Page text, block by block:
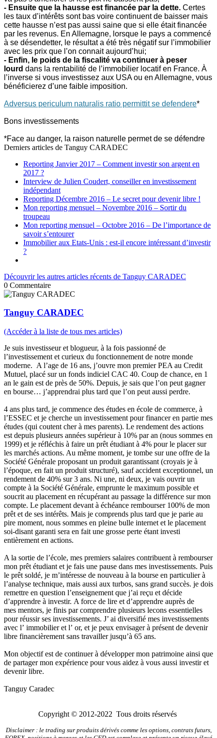
- Ensuite que la hausse est financée par la dette. Certes
les taux d’intérêts sont bas voire continuent de baisser mais
cette hausse n’est pas aussi saine que si elle était financée
par les revenus. En Allemagne, lorsque le pays a commencé
à se désendetter, le résultat a été très négatif sur l’immobilier
avec les prix que l’on connait aujourd’hui;
- Enfin, le poids de la fiscalité va continuer à peser
lourd dans la rentabilité de l’immobilier locatif en France. À
l’inverse si vous investissez aux USA ou en Allemagne, vous
bénéficierez d’une faible imposition.
Adversus periculum naturalis ratio permittit se defendere*
Bons investissements
*Face au danger, la raison naturelle permet de se défendre
Derniers articles de Tanguy CARADEC
Reporting Janvier 2017 – Comment investir son argent en
2017 ?
Interview de Julien Coudert, conseiller en investissement
indépendant
Reporting Décembre 2016 – Le secret pour devenir libre !
Mon reporting mensuel – Novembre 2016 – Sortir du
troupeau
Mon reporting mensuel – Octobre 2016 – De l’importance de
savoir s’entourer
Immobilier aux Etats-Unis : est-il encore intéressant d’investir
?
Découvrir les autres articles récents de Tanguy CARADEC
0 Commentaire
Tanguy CARADEC
(Accéder à la liste de tous mes articles)
Je suis investisseur et blogueur, à la fois passionné de
l’investissement et curieux du fonctionnement de notre monde
moderne. A l’age de 16 ans, j’ouvre mon premier PEA au Credit
Mutuel, placé sur un fonds indiciel CAC 40. Coup de chance, en 1
an le gain est de près de 50%. Depuis, je sais que l’on peut gagner
en bourse… j’apprendrai plus tard que l’on peut aussi perdre.
4 ans plus tard, je commence des études en école de commerce, à
l’ESSEC et je cherche un investissement pour financer en partie mes
études (qui coutent cher à mes parents). Le rendement des actions
est depuis plusieurs années supérieur à 10% par an (nous sommes en
1999) et je réfléchis à faire un prêt étudiant à 4% pour le placer sur
les marchés actions. Au même moment, je tombe sur une offre de la
Société Générale proposant un produit garantissant (croyais je à
l’époque, en fait un produit structuré), sauf accident exceptionnel, un
rendement de 40% sur 3 ans. Ni une, ni deux, je vais ouvrir un
compte à la Société Générale, emprunte le maximum possible et
soucrit au placement en récupérant au passage la différence sur mon
compte. Le placement devant à échéance rembourser 100% de mon
prêt et de ses intérêts. Mais je comprends plus tard que je parie au
pire moment, nous sommes en pleine bulle internet et le placement
soi-disant garanti sera en fait une grosse perte étant investi
entièrement en actions.
A la sortie de l’école, mes premiers salaires contribuent à rembourser
mon prêt étudiant et je fais une pause dans mes investissements. Puis
le prêt soldé, je m’intéresse de nouveau à la bourse en particulier à
l’analyse technique, mais aussi aux turbos, sans grand succès. je dois
remettre en question l’enseignement que j’ai reçu et décide
d’apprendre à investir. A force de lire et d’apprendre auprès de
mes mentors, je finis par comprendre plusieurs lecons essentielles
pour réussir ses investissements. J’ ai diversifié mes investissements
avec l’ immobilier et l’ or, et je peux envisager à présent de devenir
libre financièrement sans travailler jusqu’à 65 ans.
Mon objectif est de continuer à développer mon patrimoine ainsi que
de partager mon expérience pour vous aidez à vous aussi investir et
devenir libre.
Tanguy Caradec
Copyright © 2012-2022 Tous droits réservés
Disclaimer : le trading sur produits dérivés comme les options, contrats futurs,